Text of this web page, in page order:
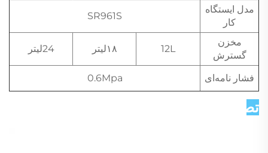
مدل ایستگاه
کار
SR961S
مخزن
گسترش
12L ۱۸لیتر 24لیتر
فشار نامه‌ای 0.6Mpa
تصاویر دقیق